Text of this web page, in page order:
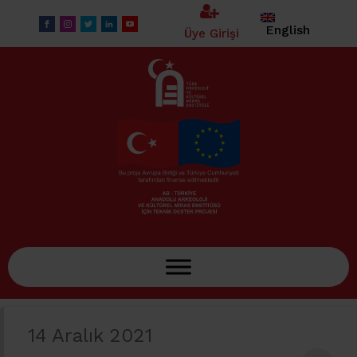
Üye Girişi English
14 Aralık 2021
modal-check
modal-check